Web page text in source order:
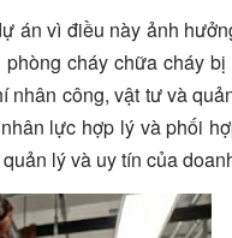
án vì điều này ảnh
cháy chữa cháy
công, vật tư và
lực hợp lý và phối
lý và uy tín của